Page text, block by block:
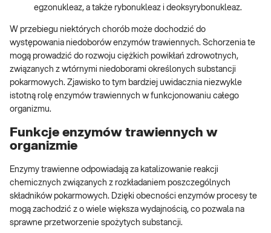
egzonukleaz, a także rybonukleaz i deoksyrybonukleaz.
W przebiegu niektórych chorób może dochodzić do
występowania niedoborów enzymów trawiennych. Schorzenia te
mogą prowadzić do rozwoju ciężkich powikłań zdrowotnych,
związanych z wtórnymi niedoborami określonych substancji
pokarmowych. Zjawisko to tym bardziej uwidacznia niezwykle
istotną rolę enzymów trawiennych w funkcjonowaniu całego
organizmu.
Funkcje enzymów trawiennych w
organizmie
Enzymy trawienne odpowiadają za katalizowanie reakcji
chemicznych związanych z rozkładaniem poszczególnych
składników pokarmowych. Dzięki obecności enzymów procesy te
mogą zachodzić z o wiele większa wydajnością, co pozwala na
sprawne przetworzenie spożytych substancji.